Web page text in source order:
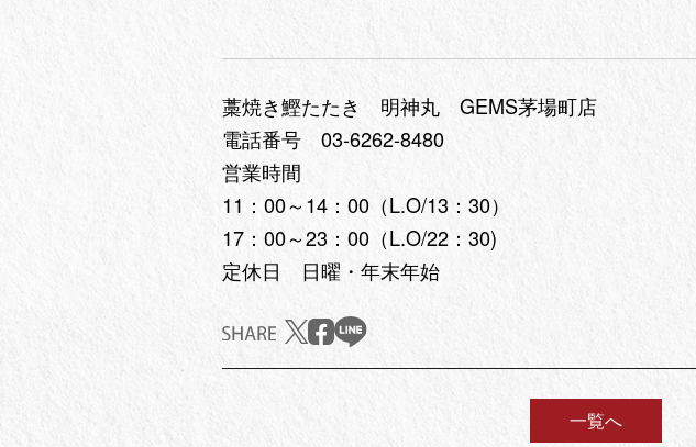
藁焼き鰹たたき 明神丸 GEMS茅場町店
電話番号 03-6262-8480
営業時間
11：00～14：00（L.O/13：30）
17：00～23：00（L.O/22：30)
定休日 日曜・年末年始
一覧へ